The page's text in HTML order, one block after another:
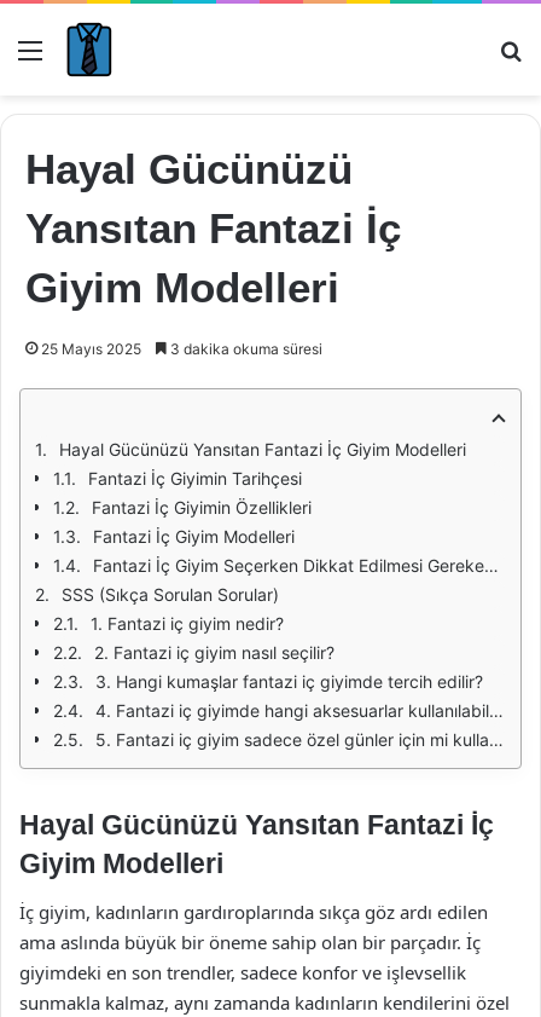
Menü
Hayal Gücünüzü
Yansıtan Fantazi İç
Giyim Modelleri
25 Mayıs 2025 3 dakika okuma süresi
Hayal Gücünüzü Yansıtan Fantazi İç Giyim Modelleri
Fantazi İç Giyimin Tarihçesi
Fantazi İç Giyimin Özellikleri
Fantazi İç Giyim Modelleri
Fantazi İç Giyim Seçerken Dikkat Edilmesi Gerekenler
SSS (Sıkça Sorulan Sorular)
1. Fantazi iç giyim nedir?
2. Fantazi iç giyim nasıl seçilir?
3. Hangi kumaşlar fantazi iç giyimde tercih edilir?
4. Fantazi iç giyimde hangi aksesuarlar kullanılabilir?
5. Fantazi iç giyim sadece özel günler için mi kullanılır?
Hayal Gücünüzü Yansıtan Fantazi İç
Giyim Modelleri
İç giyim, kadınların gardıroplarında sıkça göz ardı edilen
ama aslında büyük bir öneme sahip olan bir parçadır. İç
giyimdeki en son trendler, sadece konfor ve işlevsellik
sunmakla kalmaz, aynı zamanda kadınların kendilerini özel